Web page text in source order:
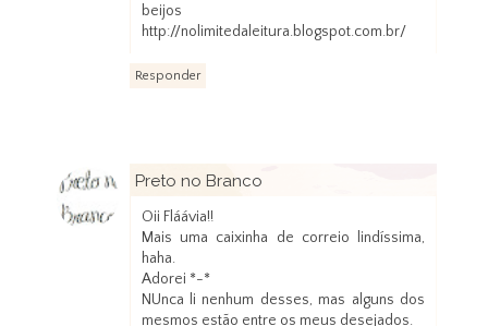
beijos
http://nolimitedaleitura.blogspot.com.br/
Responder
Preto no Branco
Oii Fláávia!!
Mais uma caixinha de correio lindíssima,
haha.
Adorei *-*
NUnca li nenhum desses, mas alguns dos
mesmos estão entre os meus desejados.